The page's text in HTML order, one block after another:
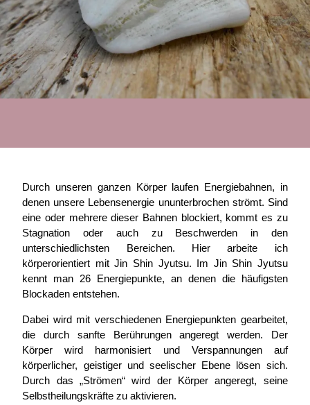
Durch unseren ganzen Körper laufen Energiebahnen, in
denen unsere Lebensenergie ununterbrochen strömt. Sind
eine oder mehrere dieser Bahnen blockiert, kommt es zu
Stagnation oder auch zu Beschwerden in den
unterschiedlichsten Bereichen. Hier arbeite ich
körperorientiert mit Jin Shin Jyutsu. Im Jin Shin Jyutsu
kennt man 26 Energiepunkte, an denen die häufigsten
Blockaden entstehen.
Dabei wird mit verschiedenen Energiepunkten gearbeitet,
die durch sanfte Berührungen angeregt werden. Der
Körper wird harmonisiert und Verspannungen auf
körperlicher, geistiger und seelischer Ebene lösen sich.
Durch das „Strömen“ wird der Körper angeregt, seine
Selbstheilungskräfte zu aktivieren.